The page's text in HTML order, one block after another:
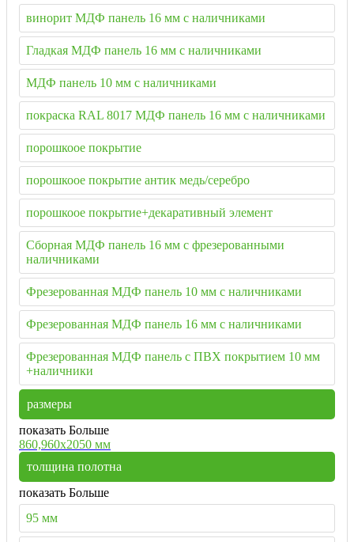
винорит МДФ панель 16 мм с наличниками
Гладкая МДФ панель 16 мм с наличниками
МДФ панель 10 мм с наличниками
покраска RAL 8017 МДФ панель 16 мм с наличниками
порошкоое покрытие
порошкоое покрытие антик медь/серебро
порошкоое покрытие+декаративный элемент
Сборная МДФ панель 16 мм с фрезерованными
наличниками
Фрезерованная МДФ панель 10 мм с наличниками
Фрезерованная МДФ панель 16 мм с наличниками
Фрезерованная МДФ панель с ПВХ покрытием 10 мм
+наличники
размеры
показать Больше
860,960х2050 мм
толщина полотна
показать Больше
95 мм